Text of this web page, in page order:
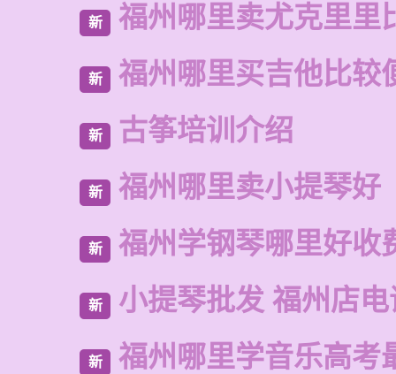
新 福州哪里卖尤克里里
新 福州哪里买吉他比较
新 古筝培训介绍
新 福州哪里卖小提琴好
新 福州学钢琴哪里好收
新 小提琴批发 福州店
新 福州哪里学音乐高考